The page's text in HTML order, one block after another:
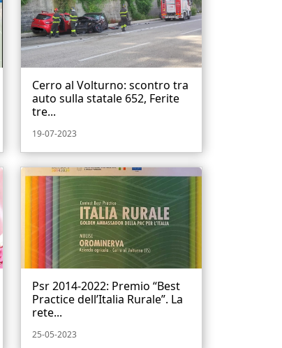
Cerro al Volturno: scontro tra
auto sulla statale 652, Ferite
tre...
19-07-2023
Psr 2014-2022: Premio “Best
Practice dell’Italia Rurale”. La
rete...
25-05-2023